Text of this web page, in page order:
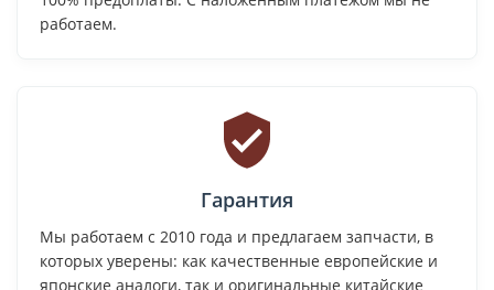
работаем.
Гарантия
Мы работаем с 2010 года и предлагаем запчасти, в
которых уверены: как качественные европейские и
японские аналоги, так и оригинальные китайские